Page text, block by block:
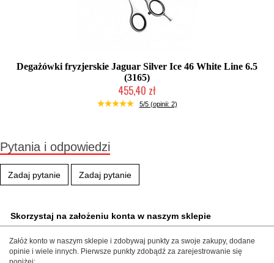
Degażówki fryzjerskie Jaguar Silver Ice 46 White Line 6.5
(3165)
455,40 zł
2-5 dni roboczych
5/5 (opinii: 2)
Pytania i odpowiedzi
Zadaj pytanie Zadaj pytanie
Skorzystaj na założeniu konta w naszym sklepie
Załóż konto w naszym sklepie i zdobywaj punkty za swoje zakupy, dodane
opinie i wiele innych. Pierwsze punkty zdobądź za zarejestrowanie się